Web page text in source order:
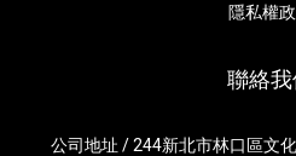
隱私權
聯絡我
公司地址 / 244新北市林口區文